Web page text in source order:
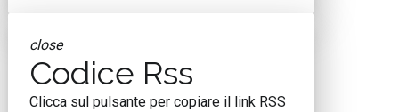
close
Codice Rss
Clicca sul pulsante per copiare il link RSS